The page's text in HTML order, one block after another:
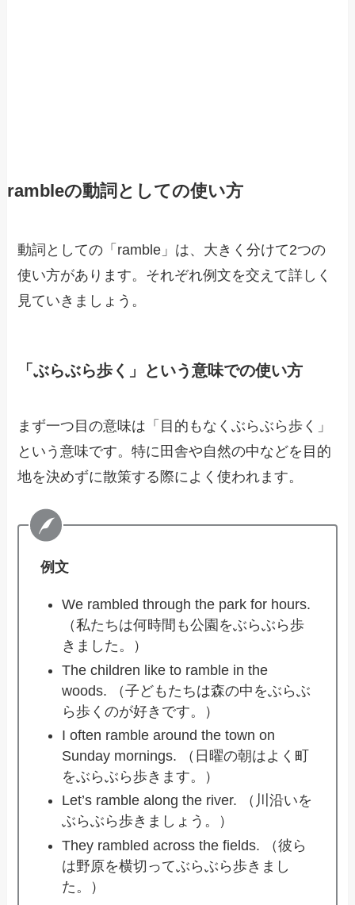
rambleの動詞としての使い方
動詞としての「ramble」は、大きく分けて2つの
使い方があります。それぞれ例文を交えて詳しく
見ていきましょう。
「ぶらぶら歩く」という意味での使い方
まず一つ目の意味は「目的もなくぶらぶら歩く」
という意味です。特に田舎や自然の中などを目的
地を決めずに散策する際によく使われます。
例文
We rambled through the park for hours.
（私たちは何時間も公園をぶらぶら歩
きました。）
The children like to ramble in the
woods. （子どもたちは森の中をぶらぶ
ら歩くのが好きです。）
I often ramble around the town on
Sunday mornings. （日曜の朝はよく町
をぶらぶら歩きます。）
Let’s ramble along the river. （川沿いを
ぶらぶら歩きましょう。）
They rambled across the fields. （彼ら
は野原を横切ってぶらぶら歩きまし
た。）